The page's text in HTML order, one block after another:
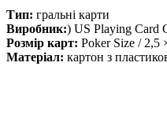
Тип: гральні карти
Виробник:) US Playing
Розмір карт: Poker Size /
Матеріал: картон з